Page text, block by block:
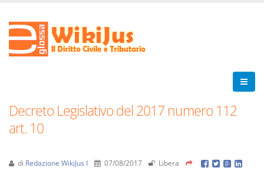
Decreto Legislativo del 2017 numero 112
art. 10
di Redazione WikiJus I 07/08/2017 Libera